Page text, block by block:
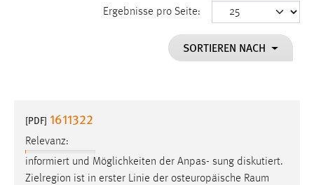
Ergebnisse pro Seite:
SORTIEREN NACH
[PDF] 1611322
Relevanz:
informiert und Möglichkeiten der Anpas- sung diskutiert.
Zielregion ist in erster Linie der osteuropäische Raum
cookie_consent
Dieser Cookie speichert die ausgewählten Einverständnis-
Performance
Name: